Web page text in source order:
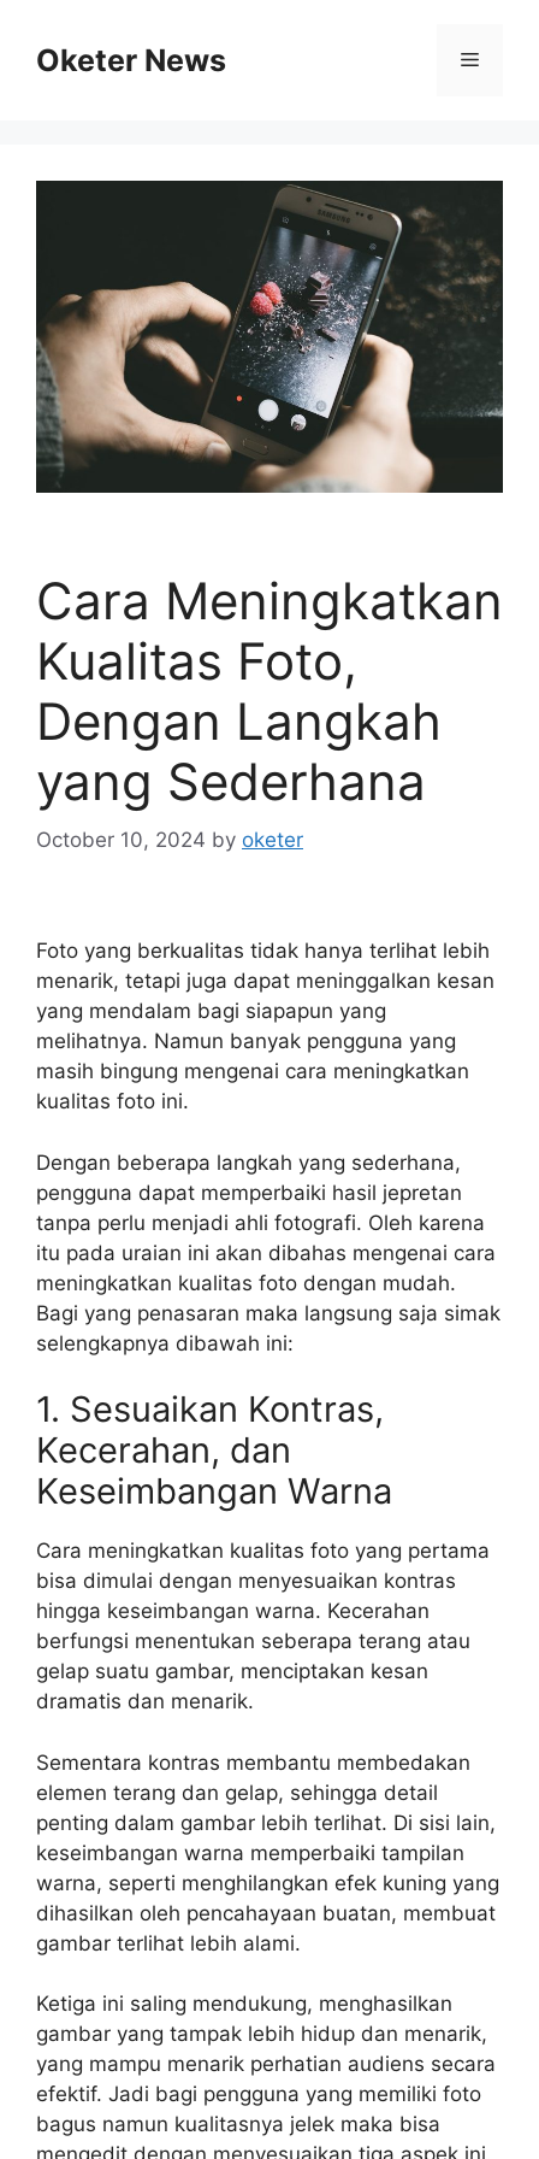
contentOketer News Menu
Cara Meningkatkan
Kualitas Foto,
Dengan Langkah
yang Sederhana
October 10, 2024 by oketer
Foto yang berkualitas tidak hanya terlihat lebih
menarik, tetapi juga dapat meninggalkan kesan
yang mendalam bagi siapapun yang
melihatnya. Namun banyak pengguna yang
masih bingung mengenai cara meningkatkan
kualitas foto ini.
Dengan beberapa langkah yang sederhana,
pengguna dapat memperbaiki hasil jepretan
tanpa perlu menjadi ahli fotografi. Oleh karena
itu pada uraian ini akan dibahas mengenai cara
meningkatkan kualitas foto dengan mudah.
Bagi yang penasaran maka langsung saja simak
selengkapnya dibawah ini:
1. Sesuaikan Kontras,
Kecerahan, dan
Keseimbangan Warna
Cara meningkatkan kualitas foto yang pertama
bisa dimulai dengan menyesuaikan kontras
hingga keseimbangan warna. Kecerahan
berfungsi menentukan seberapa terang atau
gelap suatu gambar, menciptakan kesan
dramatis dan menarik.
Sementara kontras membantu membedakan
elemen terang dan gelap, sehingga detail
penting dalam gambar lebih terlihat. Di sisi lain,
keseimbangan warna memperbaiki tampilan
warna, seperti menghilangkan efek kuning yang
dihasilkan oleh pencahayaan buatan, membuat
gambar terlihat lebih alami.
Ketiga ini saling mendukung, menghasilkan
gambar yang tampak lebih hidup dan menarik,
yang mampu menarik perhatian audiens secara
efektif. Jadi bagi pengguna yang memiliki foto
bagus namun kualitasnya jelek maka bisa